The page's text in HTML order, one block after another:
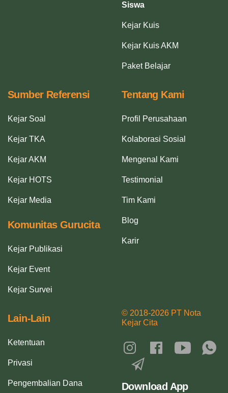
Siswa
Kejar Kuis
Kejar Kuis AKM
Paket Belajar
Sumber Referensi
Kejar Soal
Kejar TKA
Kejar AKM
Kejar HOTS
Kejar Media
Komunitas Gurucita
Kejar Publikasi
Kejar Event
Kejar Survei
Tentang Kami
Profil Perusahaan
Kolaborasi Sosial
Mengenal Kami
Testimonial
Tim Kami
Blog
Karir
Lain-Lain
Ketentuan
Privasi
Pengembalian Dana
© 2018-2026 PT Nota
Kejar Cita
Download App